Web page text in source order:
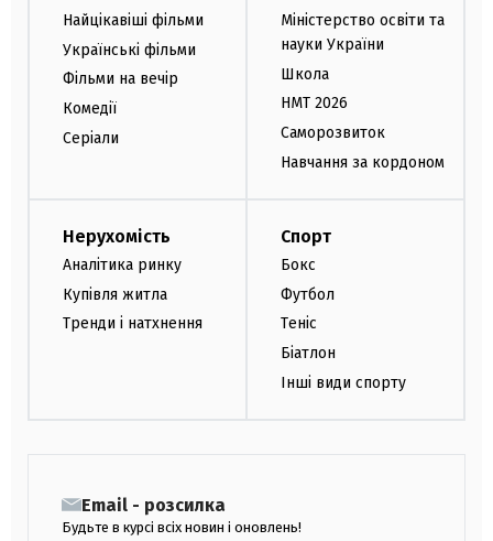
Найцікавіші фільми
Українські фільми
Фільми на вечір
Комедії
Серіали
Міністерство освіти та
науки України
Школа
НМТ 2026
Саморозвиток
Навчання за кордоном
Нерухомість
Аналітика ринку
Купівля житла
Тренди і натхнення
Спорт
Бокс
Футбол
Теніс
Біатлон
Інші види спорту
Email - розсилка
Будьте в курсі всіх новин і оновлень!